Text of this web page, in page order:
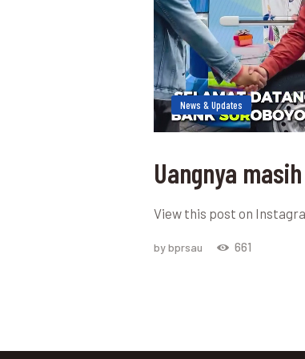
News & Updates
Uangnya
View this post on
by bprsau 661